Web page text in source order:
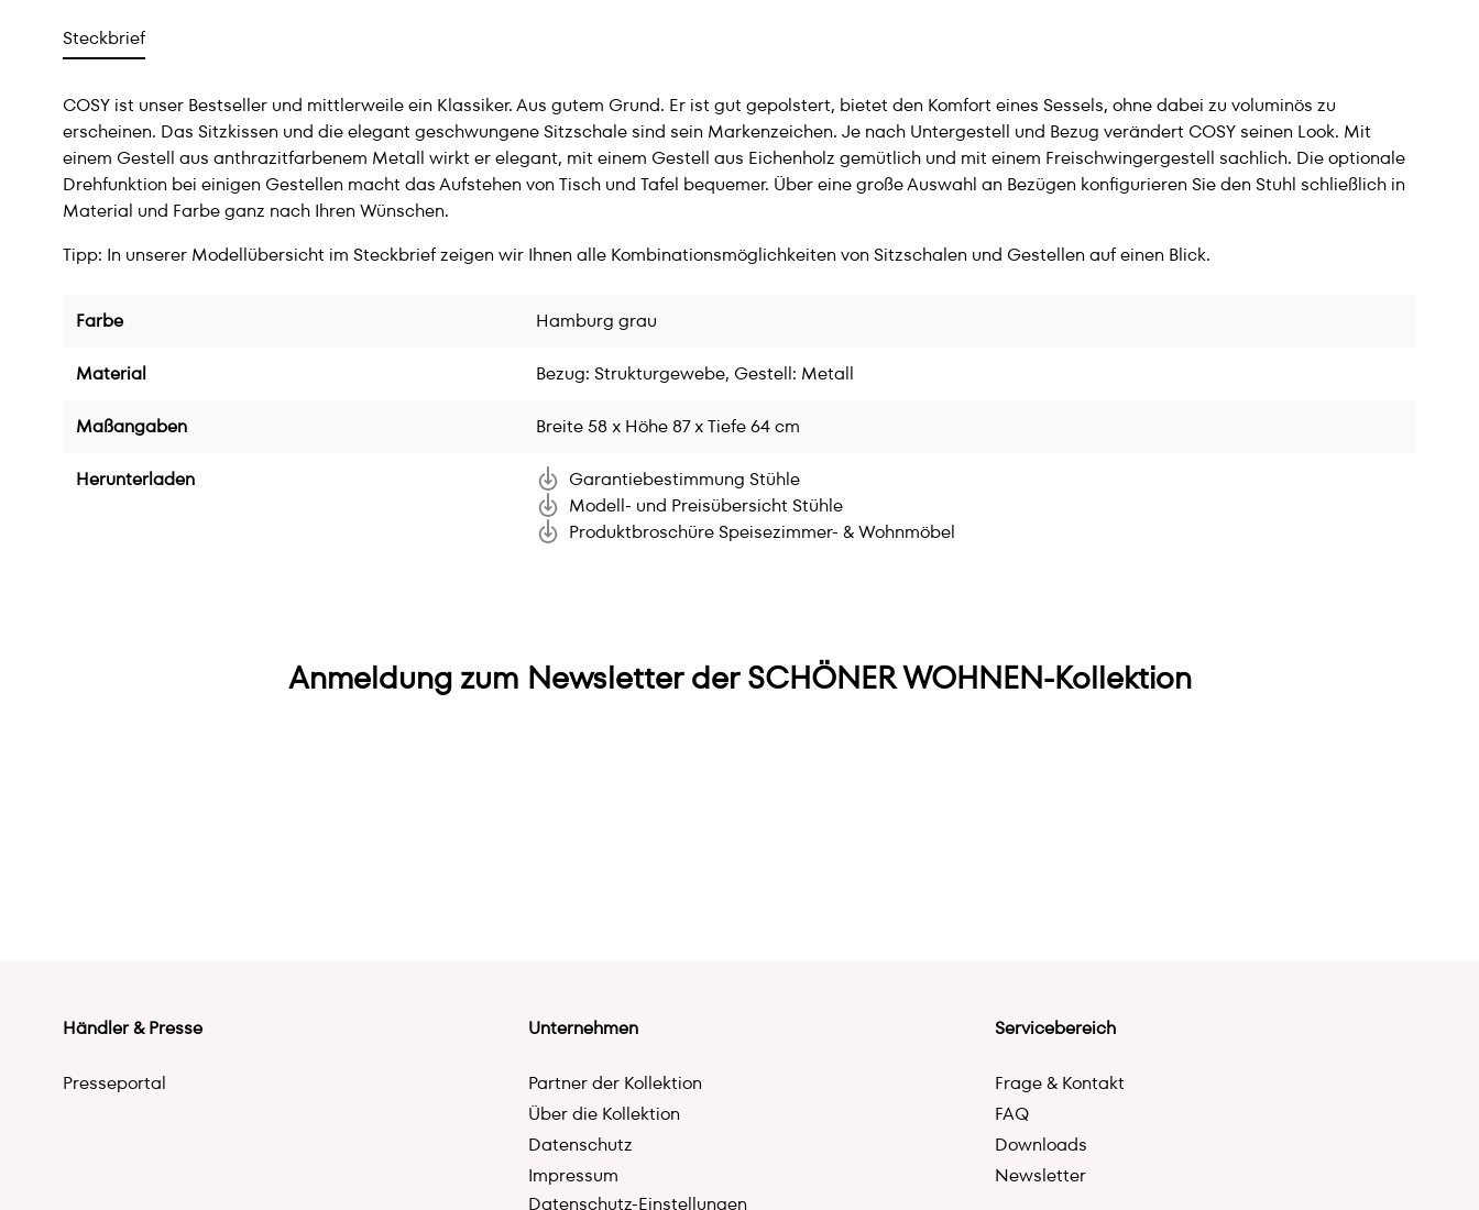
Steckbrief
COSY ist unser Bestseller und mittlerweile ein Klassiker. Aus gutem Grund. Er ist gut gepolstert, bietet den Komfort eines Sessels, ohne dabei zu voluminös zu
erscheinen. Das Sitzkissen und die elegant geschwungene Sitzschale sind sein Markenzeichen. Je nach Untergestell und Bezug verändert COSY seinen Look. Mit
einem Gestell aus anthrazitfarbenem Metall wirkt er elegant, mit einem Gestell aus Eichenholz gemütlich und mit einem Freischwingergestell sachlich. Die optionale
Drehfunktion bei einigen Gestellen macht das Aufstehen von Tisch und Tafel bequemer. Über eine große Auswahl an Bezügen konfigurieren Sie den Stuhl schließlich in
Material und Farbe ganz nach Ihren Wünschen.
Tipp: In unserer Modellübersicht im Steckbrief zeigen wir Ihnen alle Kombinationsmöglichkeiten von Sitzschalen und Gestellen auf einen Blick.
Farbe Hamburg grau
Material Bezug: Strukturgewebe, Gestell: Metall
Maßangaben Breite 58 x Höhe 87 x Tiefe 64 cm
Herunterladen
Garantiebestimmung Stühle
Modell- und Preisübersicht Stühle
Produktbroschüre Speisezimmer- & Wohnmöbel
Anmeldung zum Newsletter der SCHÖNER WOHNEN-Kollektion
Händler & Presse
Presseportal
Unternehmen
Partner der Kollektion
Über die Kollektion
Datenschutz
Impressum
Datenschutz-Einstellungen
Servicebereich
Frage & Kontakt
FAQ
Downloads
Newsletter